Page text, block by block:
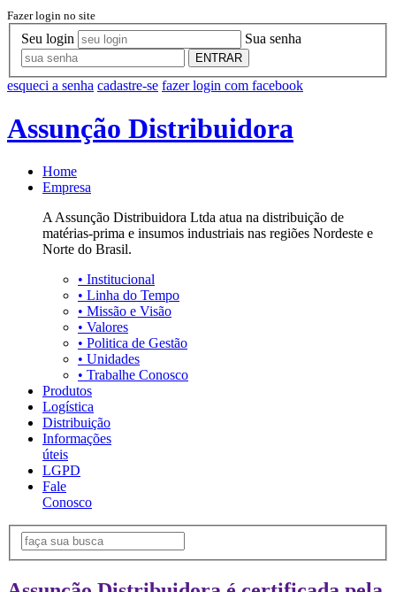
Fazer login no site
Seu login Sua senha
ENTRAR
esqueci a senha cadastre-se fazer login com facebook
Assunção Distribuidora
Home
Empresa
A Assunção Distribuidora Ltda atua na distribuição de
matérias-prima e insumos industriais nas regiões Nordeste e
Norte do Brasil.
• Institucional
• Linha do Tempo
• Missão e Visão
• Valores
• Politica de Gestão
• Unidades
• Trabalhe Conosco
Produtos
Logística
Distribuição
Informações
úteis
LGPD
Fale
Conosco